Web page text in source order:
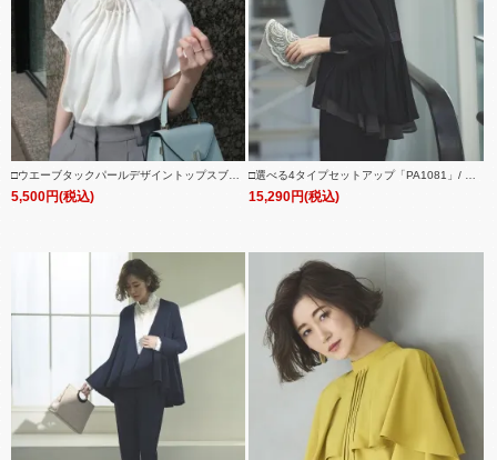
□ウエーブタックパールデザイントップスブラ
ウス「T983」/学校行事・通勤・ビジネス・オ
5,500円(税込)
□選べる4タイプセットアップ「PA1081」/ フ
ォーマルセレモニー・入学式(入園式)・卒業式
15,290円(税込)